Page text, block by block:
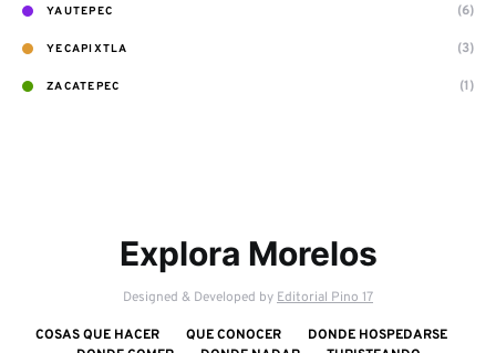
YAUTEPEC (6)
YECAPIXTLA (3)
ZACATEPEC (1)
Explora Morelos
Designed & Developed by Editorial Pino 17
COSAS QUE HACER QUE CONOCER
DONDE HOSPEDARSE